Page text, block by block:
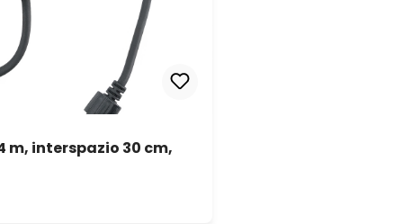
m, interspazio 30 cm,